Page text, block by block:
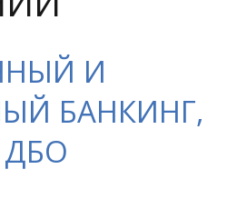
И
БАНКИНГ,